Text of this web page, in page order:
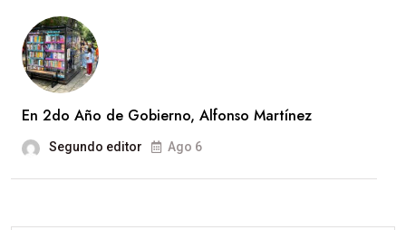
En 2do Año de Gobierno, Alfonso Martínez
Segundo editor Ago 6